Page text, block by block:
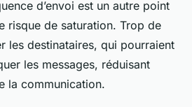
d’envoi est un autre point
risque de saturation. Trop de
les destinataires, qui pourraient
les messages, réduisant
la communication.